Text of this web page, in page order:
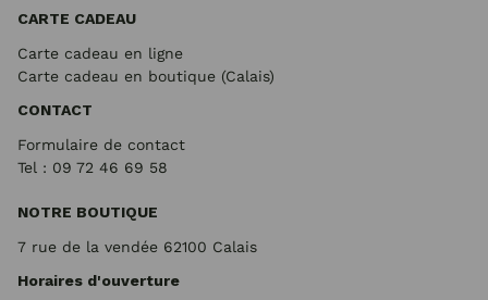
CARTE CADEAU
Carte cadeau en ligne
Carte cadeau en boutique (Calais)
CONTACT
Formulaire de contact
Tel : 09 72 46 69 58
NOTRE BOUTIQUE
7 rue de la vendée 62100 Calais
Horaires d'ouverture